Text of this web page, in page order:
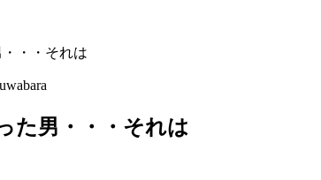
・・それは
た男・・・それは